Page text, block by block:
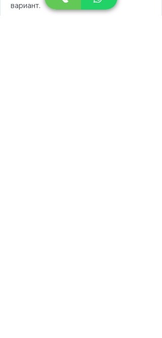
вариант.